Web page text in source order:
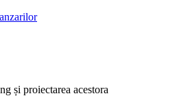
și proiectarea acestora